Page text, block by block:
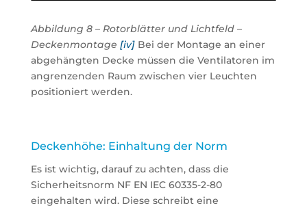
Abbildung 8 – Rotorblätter und Lichtfeld –
Deckenmontage [iv]Bei der Montage an einer
abgehängten Decke müssen die Ventilatoren im
angrenzenden Raum zwischen vier Leuchten
positioniert werden.
Deckenhöhe: Einhaltung der Norm
Es ist wichtig, darauf zu achten, dass die
Sicherheitsnorm NF EN IEC 60335-2-80
eingehalten wird. Diese schreibt eine